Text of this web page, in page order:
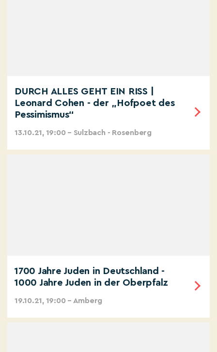
DURCH ALLES GEHT EIN RISS |
Leonard Cohen - der „Hofpoet des
Pessimismus“
13.10.21, 19:00 – Sulzbach - Rosenberg
1700 Jahre Juden in Deutschland -
1000 Jahre Juden in der Oberpfalz
19.10.21, 19:00 – Amberg